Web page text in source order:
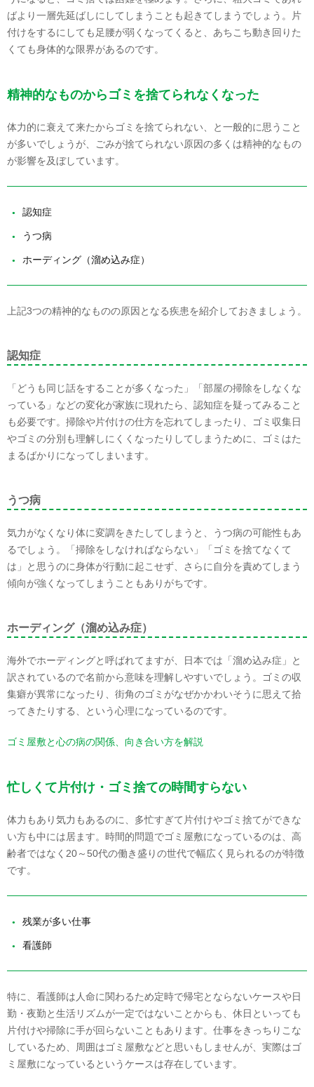
ばより一層先延ばしにしてしまうことも起きてしまうでしょう。片
付けをするにしても足腰が弱くなってくると、あちこち動き回りた
くても身体的な限界があるのです。
精神的なものからゴミを捨てられなくなった
体力的に衰えて来たからゴミを捨てられない、と一般的に思うこと
が多いでしょうが、ごみが捨てられない原因の多くは精神的なもの
が影響を及ぼしています。
認知症
うつ病
ホーディング（溜め込み症）
上記3つの精神的なものの原因となる疾患を紹介しておきましょう。
認知症
「どうも同じ話をすることが多くなった」「部屋の掃除をしなくな
っている」などの変化が家族に現れたら、認知症を疑ってみること
も必要です。掃除や片付けの仕方を忘れてしまったり、ゴミ収集日
やゴミの分別も理解しにくくなったりしてしまうために、ゴミはた
まるばかりになってしまいます。
うつ病
気力がなくなり体に変調をきたしてしまうと、うつ病の可能性もあ
るでしょう。「掃除をしなければならない」「ゴミを捨てなくて
は」と思うのに身体が行動に起こせず、さらに自分を責めてしまう
傾向が強くなってしまうこともありがちです。
ホーディング（溜め込み症）
海外でホーディングと呼ばれてますが、日本では「溜め込み症」と
訳されているので名前から意味を理解しやすいでしょう。ゴミの収
集癖が異常になったり、街角のゴミがなぜかかわいそうに思えて拾
ってきたりする、という心理になっているのです。
ゴミ屋敷と心の病の関係、向き合い方を解説
忙しくて片付け・ゴミ捨ての時間すらない
体力もあり気力もあるのに、多忙すぎて片付けやゴミ捨てができな
い方も中には居ます。時間的問題でゴミ屋敷になっているのは、高
齢者ではなく20～50代の働き盛りの世代で幅広く見られるのが特徴
です。
残業が多い仕事
看護師
特に、看護師は人命に関わるため定時で帰宅とならないケースや日
勤・夜勤と生活リズムが一定ではないことからも、休日といっても
片付けや掃除に手が回らないこともあります。仕事をきっちりこな
しているため、周囲はゴミ屋敷などと思いもしませんが、実際はゴ
ミ屋敷になっているというケースは存在しています。